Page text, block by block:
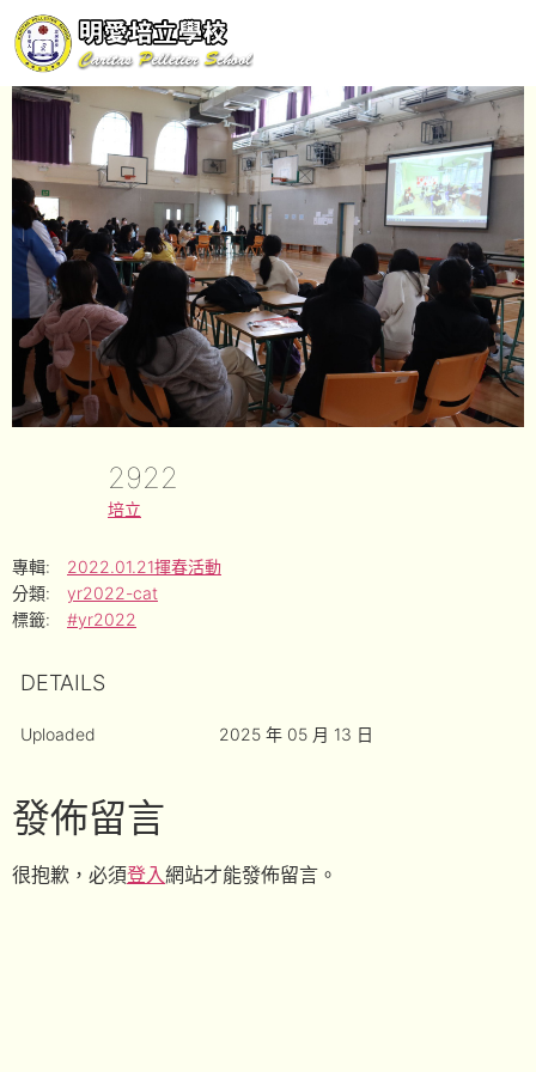
2922
培立
專輯:
2022.01.21揮春活動
分類:
yr2022-cat
標籤:
#yr2022
DETAILS
Uploaded 2025 年 05 月 13 日
發佈留言
很抱歉，必須登入網站才能發佈留言。